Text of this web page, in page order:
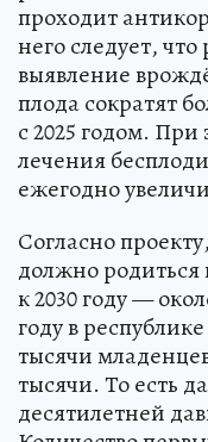
проходит
него следует,
выявление
плода сократят
с 2025 годом.
лечения
ежегодно
Согласно
должно родиться
к 2030 году —
году в
тысячи
тысячи. То есть
десятилетней